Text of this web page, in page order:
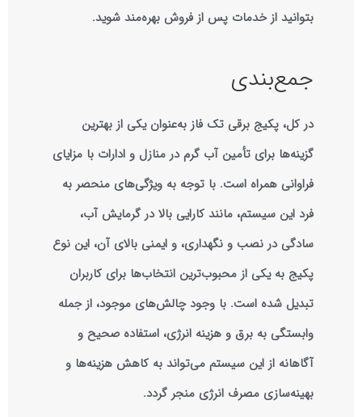
بتوانید از خدمات پس از فروش بهره‌مند شوید.
جمع‌بندی
در کل، پکیج برقی تک فاز به‌عنوان یکی از بهترین
گزینه‌ها برای تأمین آب گرم در منازل و ادارات با مزایای
فراوانی همراه است. با توجه به ویژگی‌های منحصر به
فرد این سیستم، مانند کارایی بالا در گرمایش آب،
سادگی در نصب و نگهداری، و ایمنی بالای آن، این نوع
پکیج به یکی از محبوب‌ترین انتخاب‌ها برای کاربران
تبدیل شده است. با وجود چالش‌های موجود، از جمله
وابستگی به برق و هزینه انرژی، استفاده صحیح و
آگاهانه از این سیستم می‌تواند به کاهش هزینه‌ها و
بهینه‌سازی مصرف انرژی منجر گردد.